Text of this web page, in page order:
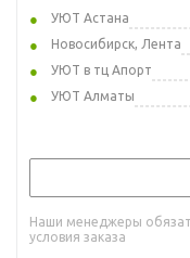
УЮТ Астана
Новосибирск, Лента
УЮТ в тц Апорт
УЮТ Алматы
Наши менеджеры
условия заказа